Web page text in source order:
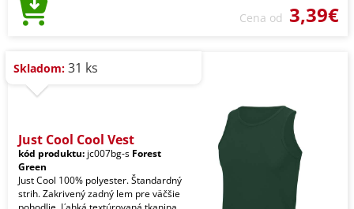
Cena od 3,39€
Skladom: 31 ks
Just Cool Cool Vest
kód produktu: jc007bg-s Forest
Green
Just Cool 100% polyester. Štandardný
strih. Zakrivený zadný lem pre väčšie